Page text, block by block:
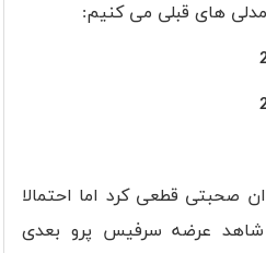
مدلی های قبلی می کنیم:
صحبتی قطعی کرد اما احتمالا
در ماه مه یا ژوئن 2018 شاهد عرضه سرفیس پرو بعدی